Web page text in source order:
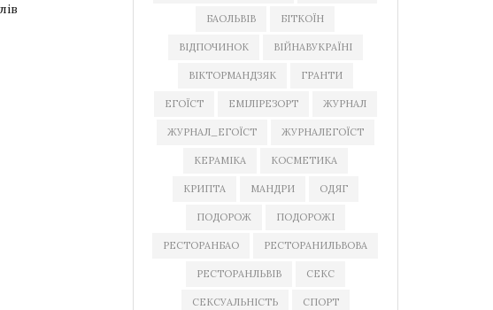
БАОЛЬВІВ БІТКОЇН
ВІДПОЧИНОК ВІЙНАВУКРАЇНІ
ВІКТОРМАНДЗЯК ГРАНТИ
ЕГОЇСТ ЕМІЛІРЕЗОРТ ЖУРНАЛ
ЖУРНАЛ_ЕГОЇСТ ЖУРНАЛЕГОЇСТ
КЕРАМІКА КОСМЕТИКА
КРИПТА МАНДРИ ОДЯГ
ПОДОРОЖ ПОДОРОЖІ
РЕСТОРАНБАО РЕСТОРАНИЛЬВОВА
РЕСТОРАНЛЬВІВ СЕКС
СЕКСУАЛЬНІСТЬ СПОРТ